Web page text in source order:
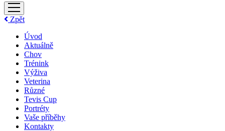
otevřít
menu
Zpět
Úvod
Aktuálně
Chov
Trénink
Výživa
Veterina
Různé
Tevis Cup
Portréty
Vaše příběhy
Kontakty